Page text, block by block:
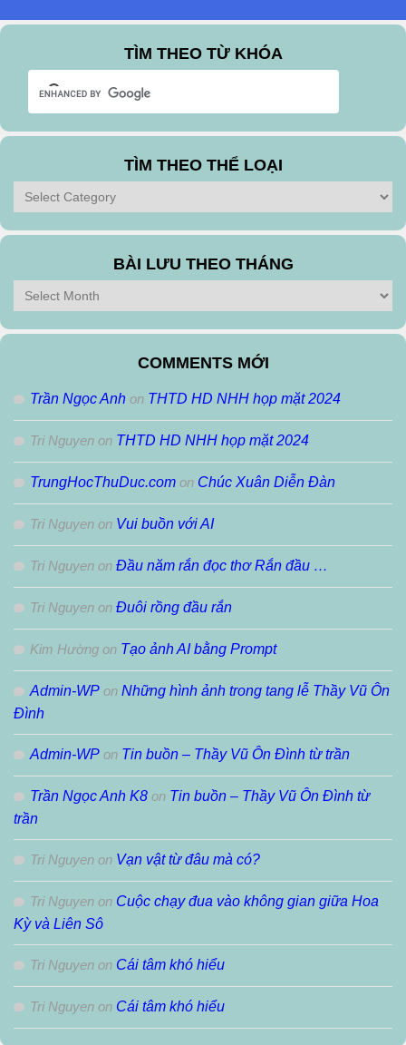
TÌM THEO TỪ KHÓA
TÌM THEO THỂ LOẠI
Tìm
theo
Thể
BÀI LƯU THEO THÁNG
Bài
Lưu
Theo
COMMENTS MỚI
Trần Ngọc Anh on THTD HD NHH họp mặt 2024
Tri Nguyen on THTD HD NHH họp mặt 2024
TrungHocThuDuc.com on Chúc Xuân Diễn Đàn
Tri Nguyen on Vui buồn với AI
Tri Nguyen on Đầu năm rắn đọc thơ Rắn đầu …
Tri Nguyen on Đuôi rồng đầu rắn
Kim Hường on Tạo ảnh AI bằng Prompt
Admin-WP on Những hình ảnh trong tang lễ Thầy Vũ Ôn
Đình
Admin-WP on Tin buồn – Thầy Vũ Ôn Đình từ trần
Trần Ngọc Anh K8 on Tin buồn – Thầy Vũ Ôn Đình từ
trần
Tri Nguyen on Vạn vật từ đâu mà có?
Tri Nguyen on Cuộc chạy đua vào không gian giữa Hoa
Kỳ và Liên Sô
Tri Nguyen on Cái tâm khó hiểu
Tri Nguyen on Cái tâm khó hiểu